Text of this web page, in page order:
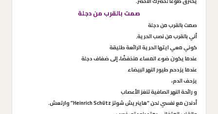
صمت بالقرب من دجلة
صمت بالقرب من دجلة
أني بالقرب من نصب الحرية٬
كوني معي ايتها الحرية الرائعة طليقة
عندما يكون ضوء المساء منخفضًا، إلى ضفاف دجلة
عندما يزدحم طيور النهر البيضاء
يزحف الدم،
و رائحة النهر الصافية تنغز الأعصاب
أدندن مع نفسي لحن “هاينريش شوتز Heinrich Schütz” وارتعش.